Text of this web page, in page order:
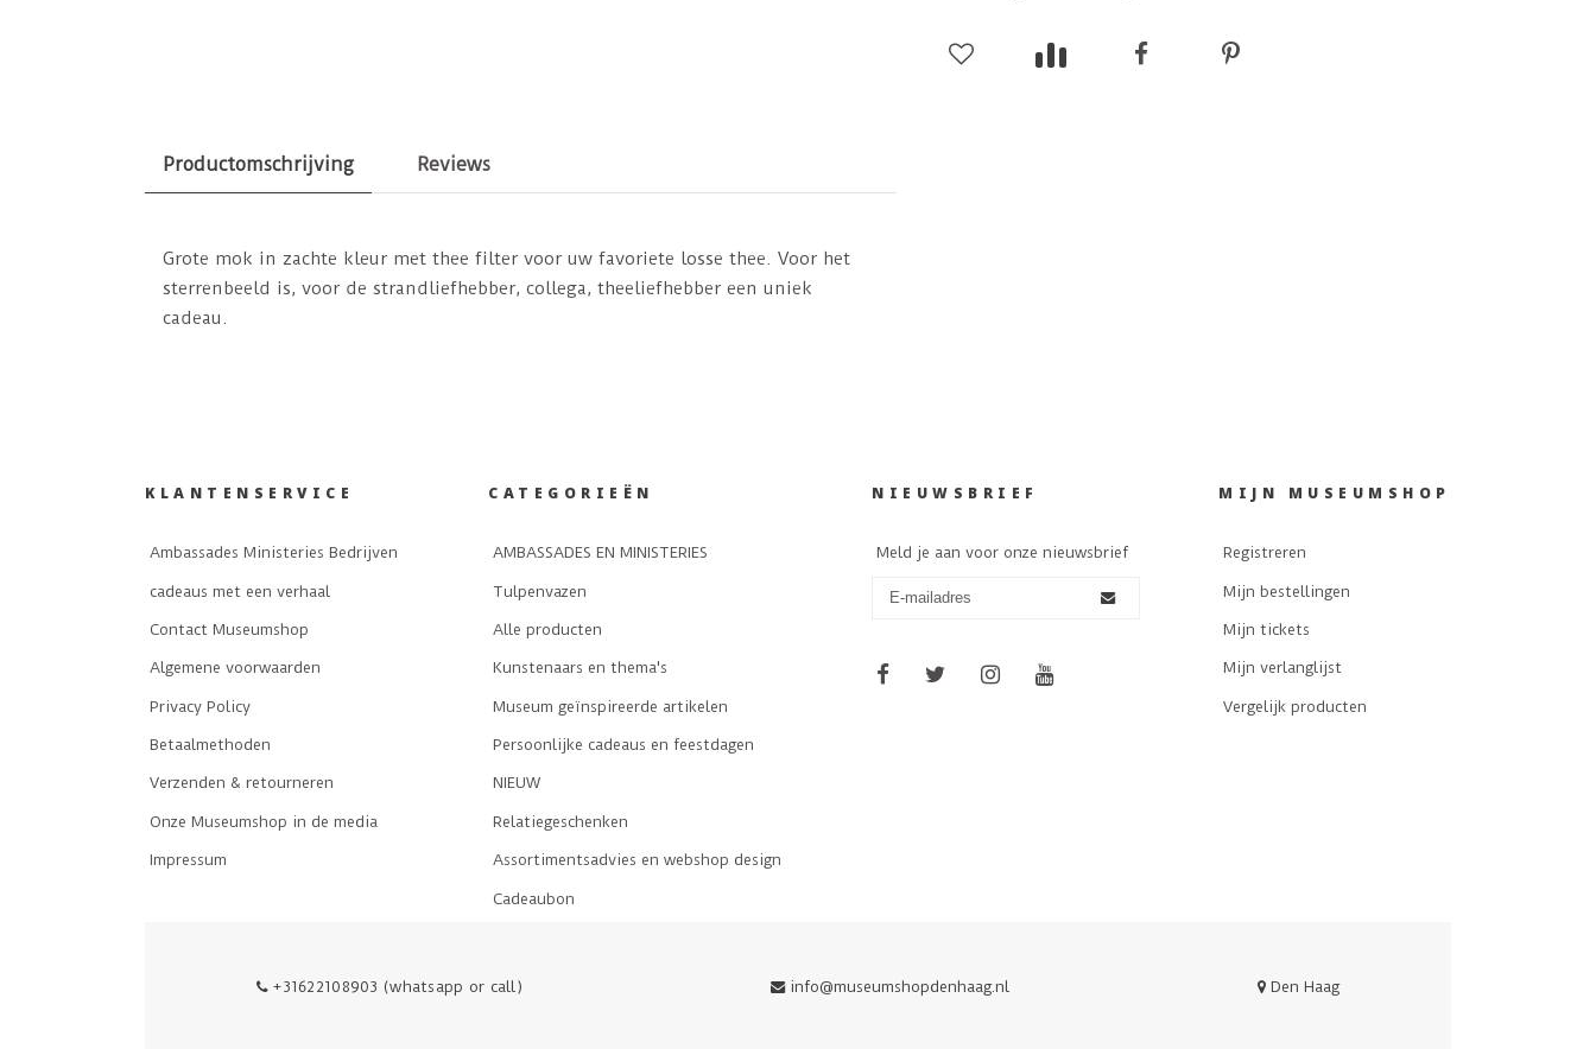
Productomschrijving Reviews
Grote mok in zachte kleur met thee filter voor uw favoriete losse thee. Voor het
sterrenbeeld is, voor de strandliefhebber, collega, theeliefhebber een uniek
cadeau.
KLANTENSERVICE
Ambassades Ministeries Bedrijven
cadeaus met een verhaal
Contact Museumshop
Algemene voorwaarden
Privacy Policy
Betaalmethoden
Verzenden & retourneren
Onze Museumshop in de media
Impressum
CATEGORIEËN
AMBASSADES EN MINISTERIES
Tulpenvazen
Alle producten
Kunstenaars en thema's
Museum geïnspireerde artikelen
Persoonlijke cadeaus en feestdagen
NIEUW
Relatiegeschenken
Assortimentsadvies en webshop design
Cadeaubon
NIEUWSBRIEF
Meld je aan voor onze nieuwsbrief
MIJN MUSEUMSHOP
Registreren
Mijn bestellingen
Mijn tickets
Mijn verlanglijst
Vergelijk producten
+31622108903 (whatsapp or call) info@museumshopdenhaag.nl Den Haag